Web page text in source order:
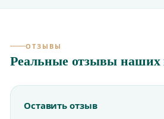
ОТЗЫВЫ
Реальные отзывы наших
Оставить отзыв